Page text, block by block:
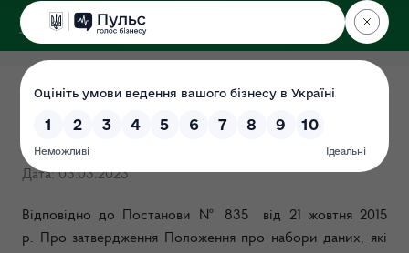
ДЕРЖЕКОІНСПЕКЦІЯ
Оприлюднено у формі
відкритих даних
Дата: 03.03.2023
Відповідно до Постанови № 835 від 21 жовтня 2015
р.
Про затвердження Положення про набори даних, які